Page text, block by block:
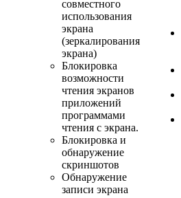
совместного
использования
экрана
(зеркалирования
экрана)
Блокировка
возможности
чтения экранов
приложений
программами
чтения с экрана.
Блокировка и
обнаружение
скриншотов
Обнаружение
записи экрана